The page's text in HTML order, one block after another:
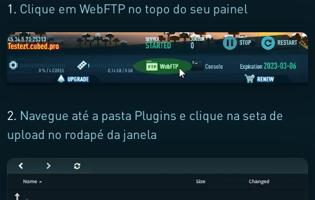
1. Clique em WebFTP no topo do seu painel
2. Navegue até a pasta Plugins e clique na seta de
upload no rodapé da janela